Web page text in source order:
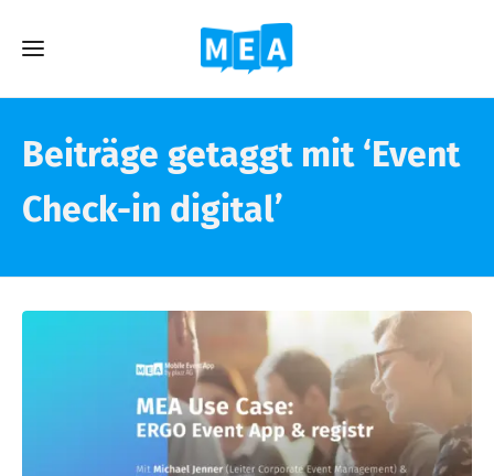
Beiträge getaggt mit ‘Event
Check-in digital’